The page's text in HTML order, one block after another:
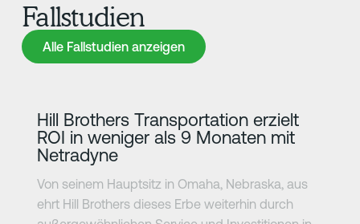
Fallstudien
Alle Fallstudien anzeigen
Alle Fallstudien anzeigen
Hill Brothers Transportation erzielt
ROI in weniger als 9 Monaten mit
Netradyne
Von seinem Hauptsitz in Omaha, Nebraska, aus
ehrt Hill Brothers dieses Erbe weiterhin durch